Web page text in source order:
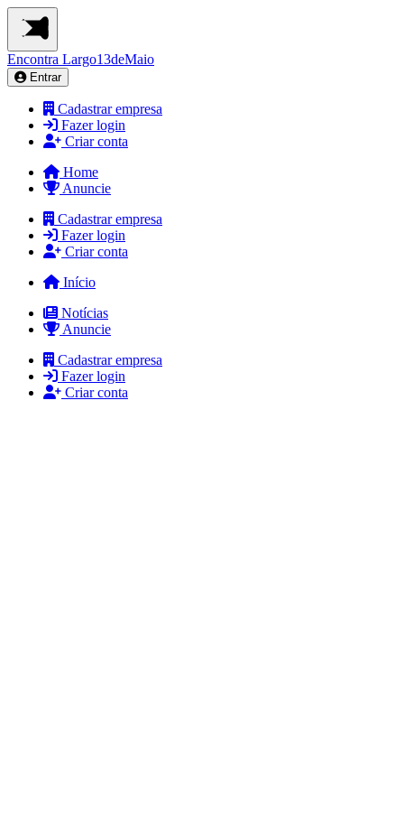
Encontra Largo13deMaio
Entrar
Cadastrar empresa
Fazer login
Criar conta
Home
Anuncie
Cadastrar empresa
Fazer login
Criar conta
Início
Notícias
Anuncie
Cadastrar empresa
Fazer login
Criar conta